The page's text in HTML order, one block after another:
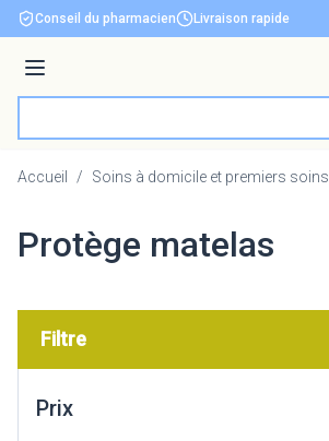
Aller au contenu
Conseil du pharmacien Livraison rapide
Menu
Accueil / Soins à domicile et premiers soins
Protège matelas
Filtre
Prix